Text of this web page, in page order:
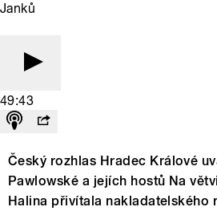
Janků
49:43
Český rozhlas Hradec Králové
Pawlowské a jejích hostů Na
Halina přivítala nakladatelského